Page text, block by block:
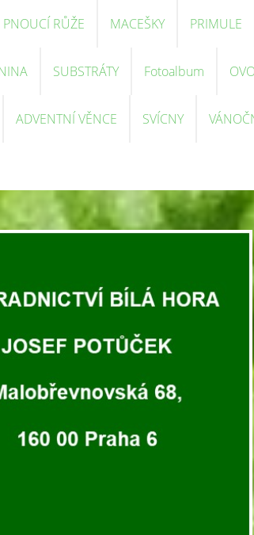
PNOUCÍ RŮŽE MACEŠKY PRIMULE
SUBSTRÁTY Fotoalbum
ADVENTNÍ VĚNCE SVÍCNY